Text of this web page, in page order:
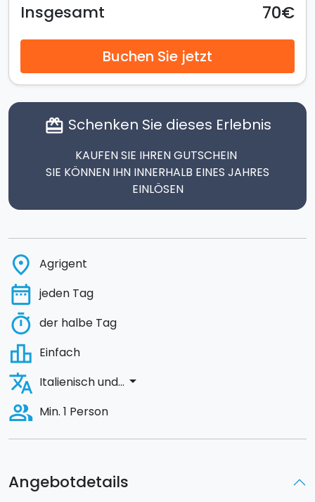
Angebotdetails
Insgesamt 70€
Buchen Sie jetzt
card_giftcard Schenken Sie dieses Erlebnis
KAUFEN SIE IHREN GUTSCHEIN
SIE KÖNNEN IHN INNERHALB EINES JAHRES
EINLÖSEN
place Agrigent
date_range jeden Tag
timer der halbe Tag
leaderboard Einfach
translate Italienisch und... arrow_drop_down
people_alt Min. 1 Person